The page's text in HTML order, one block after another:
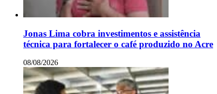
Jonas Lima cobra investimentos e assistência
técnica para fortalecer o café produzido no Acre
08/08/2026